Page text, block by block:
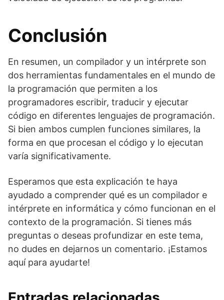
Conclusión
En resumen, un compilador y un intérprete son
dos herramientas fundamentales en el mundo de
la programación que permiten a los
programadores escribir, traducir y ejecutar
código en diferentes lenguajes de programación.
Si bien ambos cumplen funciones similares, la
forma en que procesan el código y lo ejecutan
varía significativamente.
Esperamos que esta explicación te haya
ayudado a comprender qué es un compilador e
intérprete en informática y cómo funcionan en el
contexto de la programación. Si tienes más
preguntas o deseas profundizar en este tema,
no dudes en dejarnos un comentario. ¡Estamos
aquí para ayudarte!